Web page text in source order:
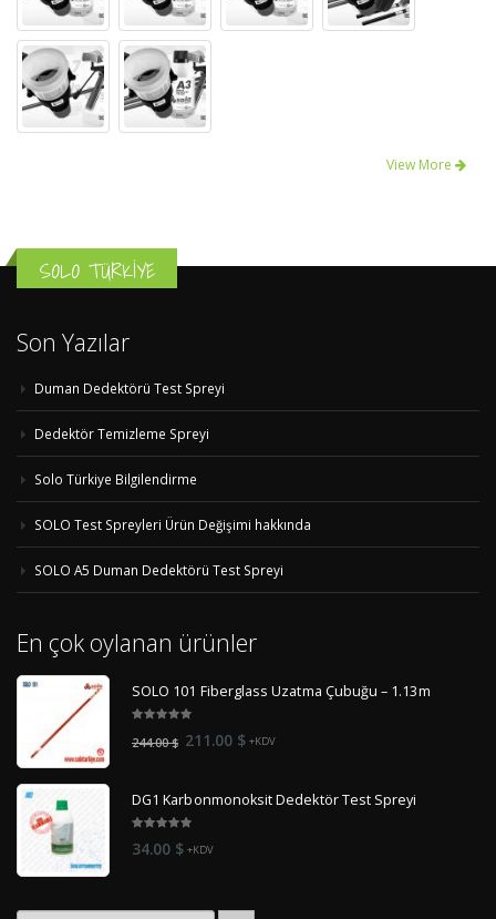
View More
SOLO TÜRKİYE
Son Yazılar
Duman Dedektörü Test Spreyi
Dedektör Temizleme Spreyi
Solo Türkiye Bilgilendirme
SOLO Test Spreyleri Ürün Değişimi hakkında
SOLO A5 Duman Dedektörü Test Spreyi
En çok oylanan ürünler
SOLO 101 Fiberglass Uzatma Çubuğu – 1.13m
of 5
244.00$ Orijinal
244.00 $.
211.00 $Şu
fiyat:
+KDV
DG1 Karbonmonoksit Dedektör Test Spreyi
out
of 5
34.00 $ +KDV